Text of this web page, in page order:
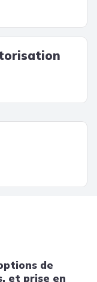
de
et prise en